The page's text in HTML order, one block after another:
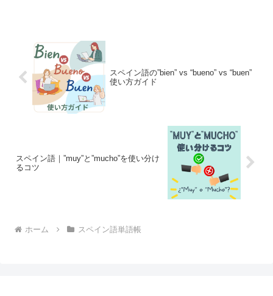
スペイン語の”bien” vs “bueno” vs “buen”
使い方ガイド
スペイン語｜”muy”と”mucho”を使い分け
るコツ
ホーム スペイン語単語帳